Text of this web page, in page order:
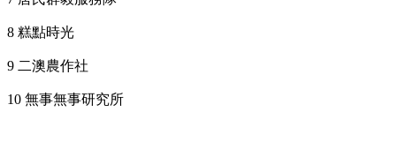
8 糕點時光
9 二澳農作社
10 無事無事研究所